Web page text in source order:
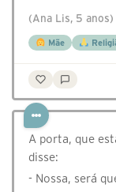
(Ana Lis, 5 anos)
Mãe
A porta, que
disse:
- Nossa, será